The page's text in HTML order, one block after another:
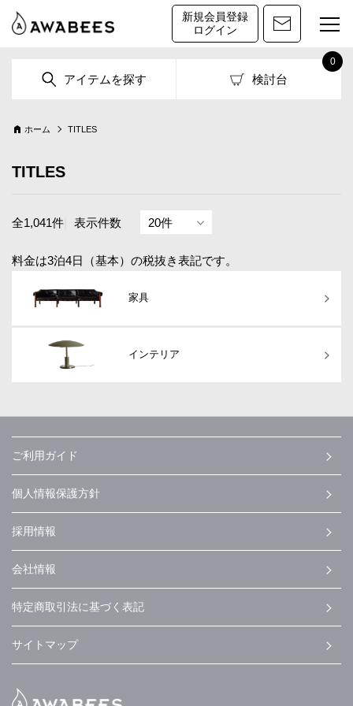
新規会員登録
ログイン
アイテムを探す 検討台
0
ホーム TITLES
TITLES
全1,041件 表示件数
料金は3泊4日（基本）の税抜き表記です。
家具
インテリア
ご利用ガイド
個人情報保護方針
採用情報
会社情報
特定商取引法に基づく表記
サイトマップ